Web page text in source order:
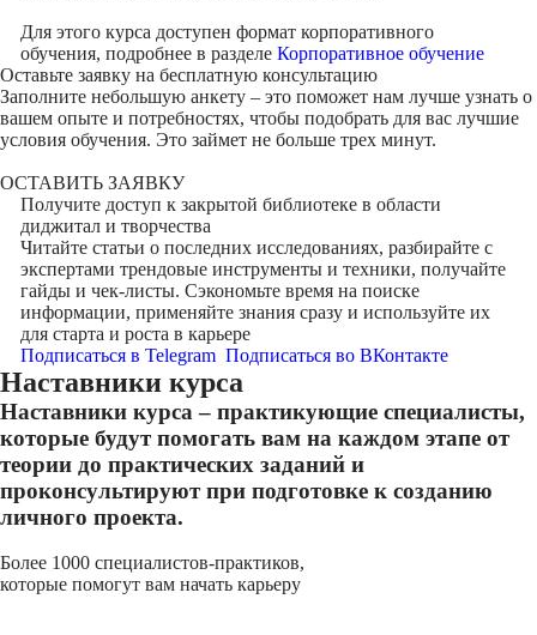
Для этого курса доступен формат корпоративного
обучения, подробнее в разделе Корпоративное обучение
Оставьте заявку на бесплатную консультацию
Заполните небольшую анкету – это поможет нам лучше узнать о
вашем опыте и потребностях, чтобы подобрать для вас лучшие
условия обучения. Это займет не больше трех минут.
ОСТАВИТЬ ЗАЯВКУ
Получите доступ к закрытой библиотекев области
диджитал и творчества
Читайте статьи о последних исследованиях, разбирайте с
экспертами трендовые инструменты и техники, получайте
гайды и чек-листы. Сэкономьте время на поиске
информации, применяйте знания сразу и используйте их
для старта и роста в карьере
Подписаться в Telegram Подписаться во ВКонтакте
Наставники курса
Наставники курса – практикующие специалисты,
которые будут помогать вам на каждом этапе от
теории до практических заданий и
проконсультируют при подготовке к созданию
личного проекта.
Более 1000 специалистов-практиков,
которые помогут вам начать карьеру